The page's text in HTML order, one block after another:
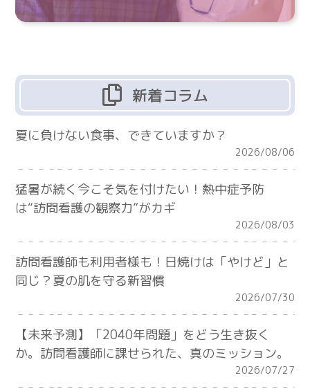
新着コラム
夏に負けない食事、できていますか？
2026/08/06
猛暑が続く今こそ気を付けたい！熱中症予防
は“訪問看護の観察力”がカギ
2026/08/03
訪問看護師も利用者様も！日焼けは「やけど」と
同じ？夏の肌を守る新習慣
2026/07/30
【未来予測】「2040年問題」をどう生き抜く
か。訪問看護師に課せられた、真のミッション。
2026/07/27